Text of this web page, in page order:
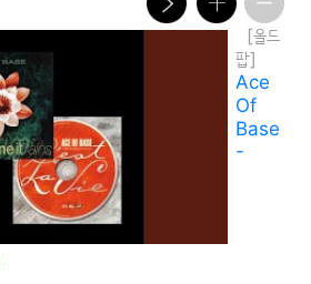
[올드
팝]
Ace
Of
Base
-